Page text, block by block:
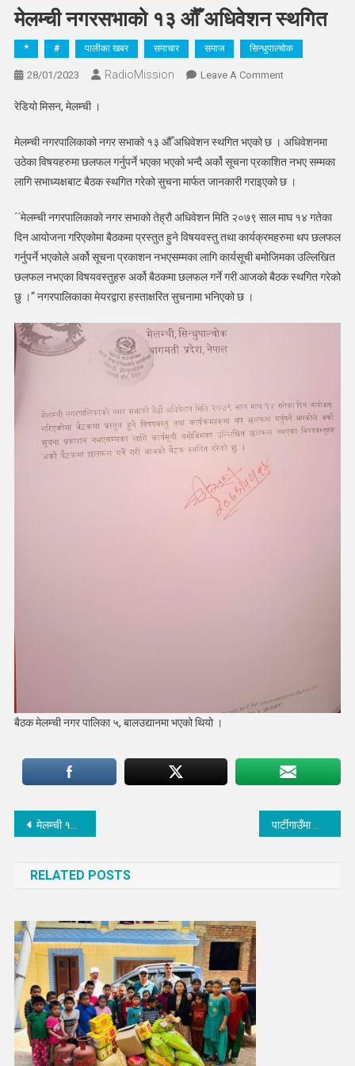
मेलम्ची नगरसभाको १३ औँ अधिवेशन स्थगित
* # पालीका खबर समाचार समाज सिन्धुपाल्चोक
28/01/2023 RadioMission Leave A CommentOn
औँ
अधिवेशन
स्थगित
रेडियो मिसन, मेलम्ची ।
मेलम्ची नगरपालिकाको नगर सभाको १३ औँ अधिवेशन स्थगित भएको छ । अधिवेशनमा
उठेका विषयहरुमा छलफल गर्नुपर्ने भएका भएको भन्दै अर्को सूचना प्रकाशित नभए सम्मका
लागि सभाध्यक्षबाट बैठक स्थगित गरेको सुचना मार्फत जानकारी गराइएको छ ।
´´मेलम्ची नगरपालिकाको नगर सभाको तेह्रौ अधिवेशन मिति २०७९ साल माघ १४ गतेका
दिन आयोजना गरिएकोमा बैठकमा प्रस्तुत हुने विषयवस्तु तथा कार्यक्रमहरुमा थप छलफल
गर्नुपर्ने भएकोले अर्को सूचना प्रकाशन नभएसम्मका लागि कार्यसूची बमोजिमका उल्लिखित
छलफल नभएका विषयवस्तुहरु अर्को बैठकमा छलफल गर्ने गरी आजको बैठक स्थगित गरेको
छु ।“ नगरपालिकाका मेयरद्वारा हस्ताक्षरित सुचनामा भनिएको छ ।
बैठक मेलम्ची नगर पालिका ५, बालउद्यानमा भएको थियो ।
Post
मेलम्ची १० का नारीकलाई घरमै सामाजिक शुरक्षा भत्ता
RELATED POSTS